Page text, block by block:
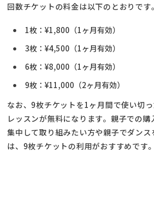
回数チケットの料金は以下のとおりです。
1枚：¥1,800（1ヶ月有効）
3枚：¥4,500（1ヶ月有効）
6枚：¥8,000（1ヶ月有効）
9枚：¥11,000（2ヶ月有効）
なお、9枚チケットを1ヶ月間で使い切
レッスンが無料になります。親子での購
集中して取り組みたい方や親子でダンス
は、9枚チケットの利用がおすすめです。